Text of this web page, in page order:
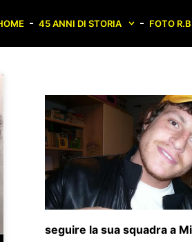
45 ANNI DI STORIA FOTO
seguire la sua squadra a